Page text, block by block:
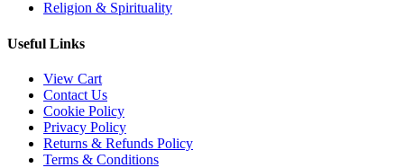
Religion & Spirituality
Useful Links
View Cart
Contact Us
Cookie Policy
Privacy Policy
Returns & Refunds Policy
Terms & Conditions